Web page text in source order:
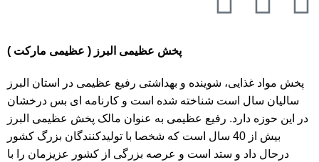
پخش عظیمی البرز ( عظیمی مارکت )
پخش مواد غذایی، شوینده و بهداشتی رفیع عظیمی در استان البرز
سالیان سال است شناخته شده است و کارنامه ای بس درخشان
در این حوزه دارد. رفیع عظیمی به عنوان مالک پخش عظیمی البرز
بیش از 40 سال است که شخصا با تولیدکنندگان بزرگ کشور
درحال داد و ستد است و عرصه بزرگی از کشور عزیزمان را با